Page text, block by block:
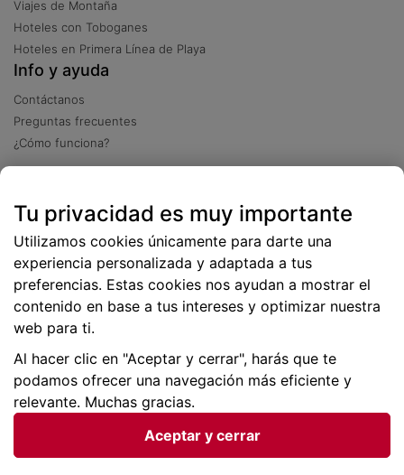
Viajes de Montaña
Hoteles con Toboganes
Hoteles en Primera Línea de Playa
Info y ayuda
Contáctanos
Preguntas frecuentes
¿Cómo funciona?
Más de 2 millones de descargas
Tu privacidad es muy importante
Utilizamos cookies únicamente para darte una
experiencia personalizada y adaptada a tus
preferencias. Estas cookies nos ayudan a mostrar el
contenido en base a tus intereses y optimizar nuestra
web para ti.
Al hacer clic en "Aceptar y cerrar", harás que te
podamos ofrecer una navegación más eficiente y
relevante. Muchas gracias.
Aceptar y cerrar